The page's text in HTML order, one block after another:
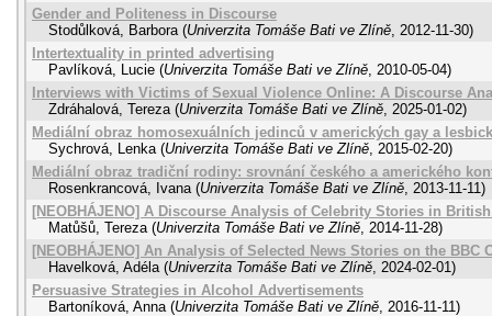
Gender and Politeness in Discourse
Stodůlková, Barbora (Univerzita Tomáše Bati ve Zlíně, 2012-11-30)
Intertextuality in printed advertising
Pavlíková, Lucie (Univerzita Tomáše Bati ve Zlíně, 2010-05-04)
Interviews with Victims of Sexual Violence Online: A Discourse
Zdráhalová, Tereza (Univerzita Tomáše Bati ve Zlíně, 2025-01-02)
Mediální obraz homosexuálních jedinců v amerických gay a
Sychrová, Lenka (Univerzita Tomáše Bati ve Zlíně, 2015-02-20)
Mediální obraz tradiční rodiny: srovnání českého a amerického
Rosenkrancová, Ivana (Univerzita Tomáše Bati ve Zlíně, 2013-11-11)
[NEOBHÁJENO] A Discourse Analysis of Celebrity Stories in
Matůšů, Tereza (Univerzita Tomáše Bati ve Zlíně, 2014-11-28)
[NEOBHÁJENO] An Analysis of Selected News Stories on the BBC
Havelková, Adéla (Univerzita Tomáše Bati ve Zlíně, 2024-02-01)
Persuasive Strategies in Alcohol Advertisements
Bartoníková, Anna (Univerzita Tomáše Bati ve Zlíně, 2016-11-11)